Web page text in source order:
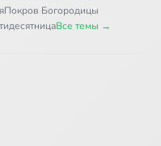
Покров Богородицы
Все темы →